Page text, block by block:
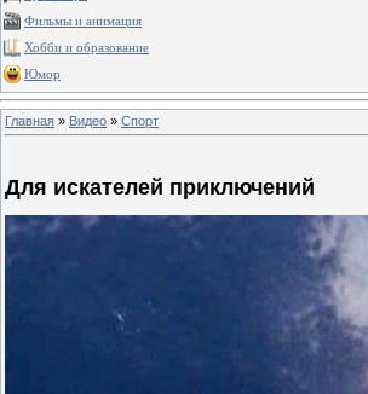
Фильмы и анимация
Хобби и образование
Юмор
Главная » Видео » Спорт
Для искателей приключений